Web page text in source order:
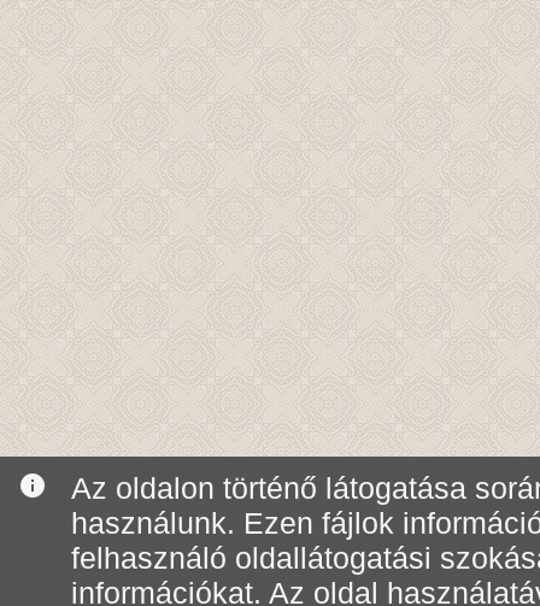
info
Az oldalon történő látogatása
használunk. Ezen fájlok
felhasználó oldallátogatási
információkat. Az oldal